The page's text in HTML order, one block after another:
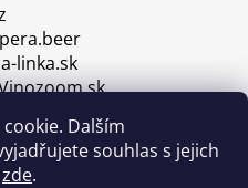
Dalším
souhlas s jejich
zde.
linka.sk